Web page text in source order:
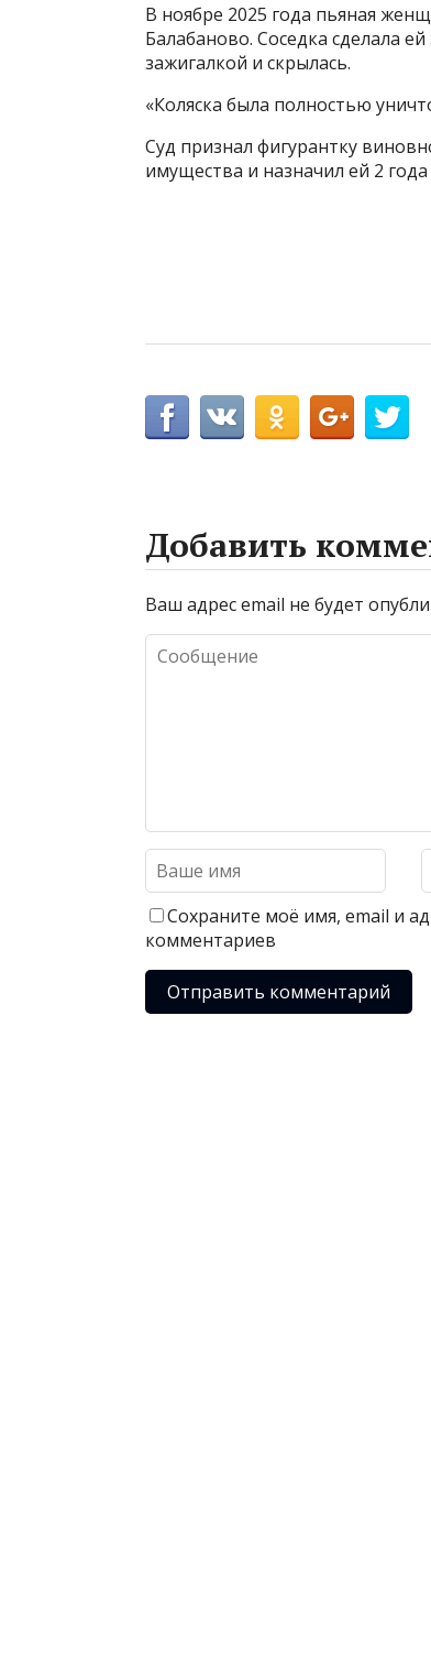
В ноябре 2025 года пьяная
Балабаново. Соседка сделала
зажигалкой и скрылась.
«Коляска была полностью
Суд признал фигурантку
имущества и назначил ей 2
Добавить
Ваш адрес email не будет
Сохраните моё имя, email и
комментариев